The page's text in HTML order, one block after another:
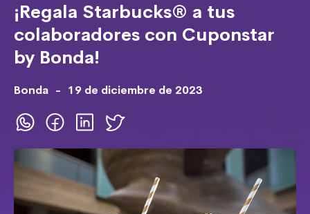
¡Regala Starbucks® a tus
colaboradores con Cuponstar
by Bonda!
Bonda - 19 de diciembre de 2023